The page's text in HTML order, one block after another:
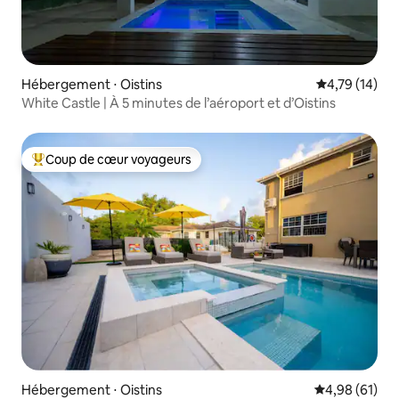
Hébergement ⋅ Oistins Évaluation
4,79 (14)
White Castle | À 5 minutes de l’aéroport et d’Oistins
Coups de cœur voyageurs les plus appréciés
Coup de cœur voyageurs
Hébergement ⋅ Oistins Évaluation
4,98 (61)